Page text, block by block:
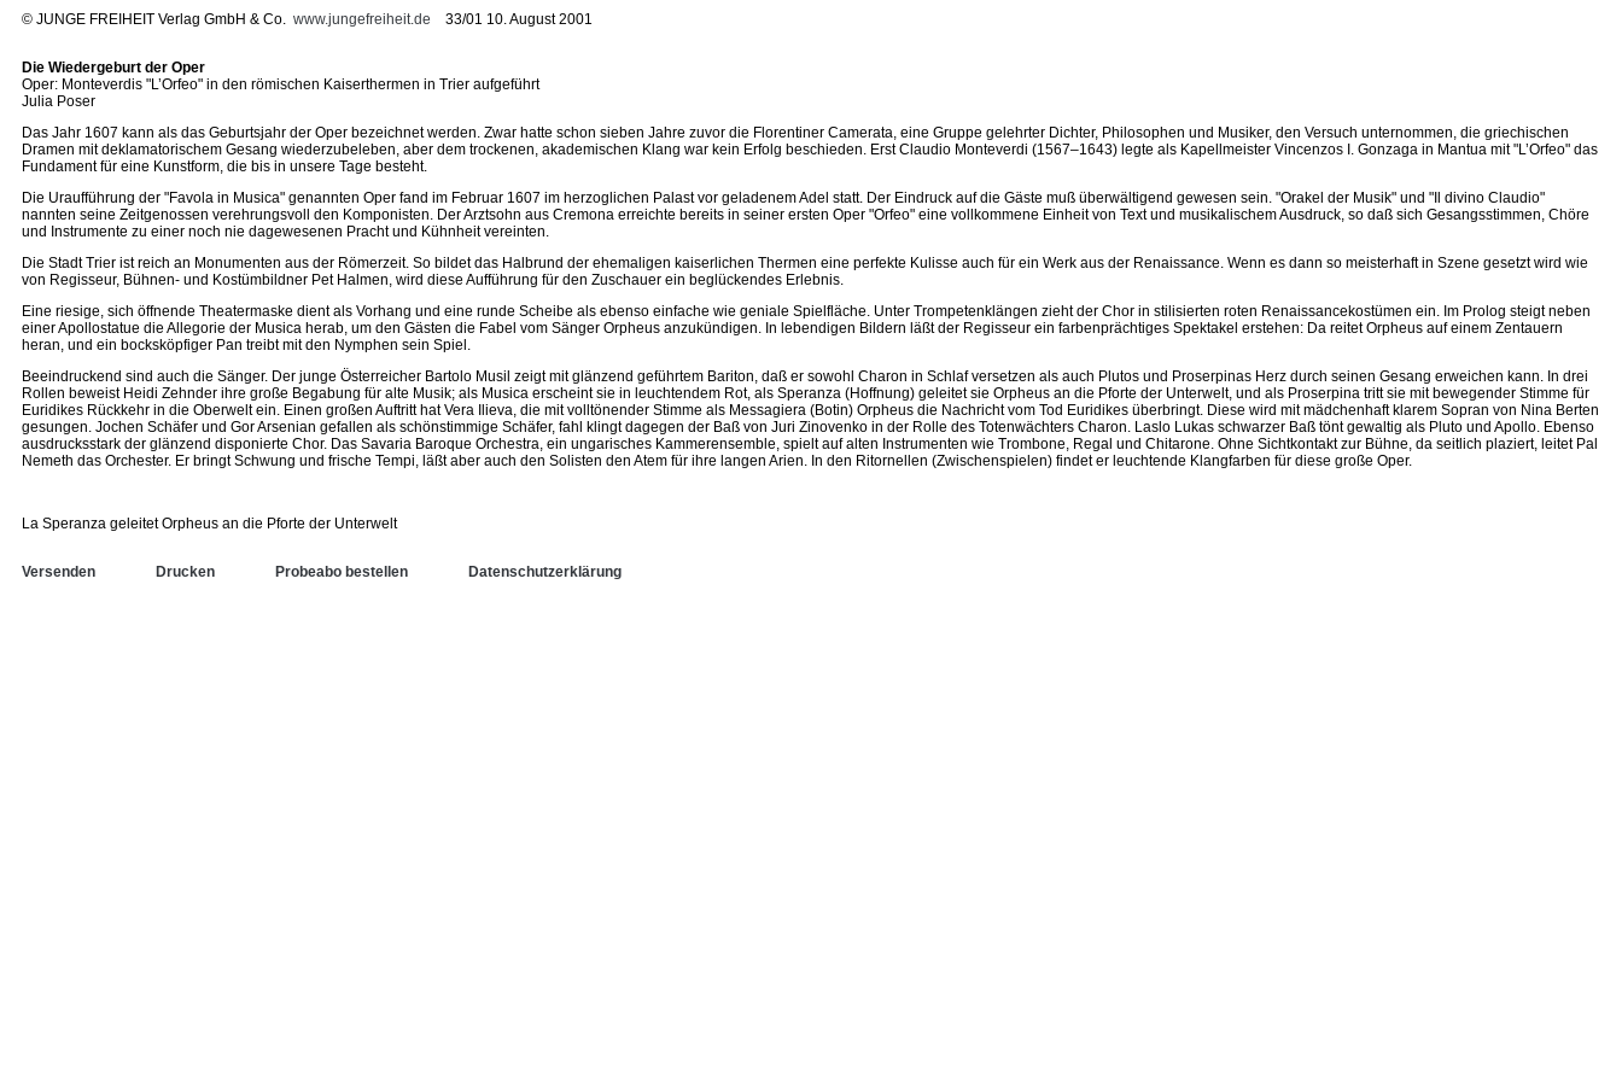
© JUNGE FREIHEIT Verlag GmbH & Co. www.jungefreiheit.de 33/01 10. August 2001
Die Wiedergeburt der Oper
Oper: Monteverdis "L’Orfeo" in den römischen Kaiserthermen in Trier aufgeführt
Julia Poser
Das Jahr 1607 kann als das Geburtsjahr der Oper bezeichnet werden. Zwar hatte schon sieben Jahre zuvor die Florentiner Camerata, eine Gruppe gelehrter Dichter, Philosophen und Musiker, den Versuch unternommen, die griechischen
Dramen mit deklamatorischem Gesang wiederzubeleben, aber dem trockenen, akademischen Klang war kein Erfolg beschieden. Erst Claudio Monteverdi (1567–1643) legte als Kapellmeister Vincenzos I. Gonzaga in Mantua mit "L’Orfeo" das
Fundament für eine Kunstform, die bis in unsere Tage besteht.
Die Uraufführung der "Favola in Musica" genannten Oper fand im Februar 1607 im herzoglichen Palast vor geladenem Adel statt. Der Eindruck auf die Gäste muß überwältigend gewesen sein. "Orakel der Musik" und "Il divino Claudio"
nannten seine Zeitgenossen verehrungsvoll den Komponisten. Der Arztsohn aus Cremona erreichte bereits in seiner ersten Oper "Orfeo" eine vollkommene Einheit von Text und musikalischem Ausdruck, so daß sich Gesangsstimmen, Chöre
und Instrumente zu einer noch nie dagewesenen Pracht und Kühnheit vereinten.
Die Stadt Trier ist reich an Monumenten aus der Römerzeit. So bildet das Halbrund der ehemaligen kaiserlichen Thermen eine perfekte Kulisse auch für ein Werk aus der Renaissance. Wenn es dann so meisterhaft in Szene gesetzt wird wie
von Regisseur, Bühnen- und Kostümbildner Pet Halmen, wird diese Aufführung für den Zuschauer ein beglückendes Erlebnis.
Eine riesige, sich öffnende Theatermaske dient als Vorhang und eine runde Scheibe als ebenso einfache wie geniale Spielfläche. Unter Trompetenklängen zieht der Chor in stilisierten roten Renaissancekostümen ein. Im Prolog steigt neben
einer Apollostatue die Allegorie der Musica herab, um den Gästen die Fabel vom Sänger Orpheus anzukündigen. In lebendigen Bildern läßt der Regisseur ein farbenprächtiges Spektakel erstehen: Da reitet Orpheus auf einem Zentauern
heran, und ein bocksköpfiger Pan treibt mit den Nymphen sein Spiel.
Beeindruckend sind auch die Sänger. Der junge Österreicher Bartolo Musil zeigt mit glänzend geführtem Bariton, daß er sowohl Charon in Schlaf versetzen als auch Plutos und Proserpinas Herz durch seinen Gesang erweichen kann. In drei
Rollen beweist Heidi Zehnder ihre große Begabung für alte Musik; als Musica erscheint sie in leuchtendem Rot, als Speranza (Hoffnung) geleitet sie Orpheus an die Pforte der Unterwelt, und als Proserpina tritt sie mit bewegender Stimme für
Euridikes Rückkehr in die Oberwelt ein. Einen großen Auftritt hat Vera Ilieva, die mit volltönender Stimme als Messagiera (Botin) Orpheus die Nachricht vom Tod Euridikes überbringt. Diese wird mit mädchenhaft klarem Sopran von Nina Berten
gesungen. Jochen Schäfer und Gor Arsenian gefallen als schönstimmige Schäfer, fahl klingt dagegen der Baß von Juri Zinovenko in der Rolle des Totenwächters Charon. Laslo Lukas schwarzer Baß tönt gewaltig als Pluto und Apollo. Ebenso
ausdrucksstark der glänzend disponierte Chor. Das Savaria Baroque Orchestra, ein ungarisches Kammerensemble, spielt auf alten Instrumenten wie Trombone, Regal und Chitarone. Ohne Sichtkontakt zur Bühne, da seitlich plaziert, leitet Pal
Nemeth das Orchester. Er bringt Schwung und frische Tempi, läßt aber auch den Solisten den Atem für ihre langen Arien. In den Ritornellen (Zwischenspielen) findet er leuchtende Klangfarben für diese große Oper.
La Speranza geleitet Orpheus an die Pforte der Unterwelt
Versenden Drucken Probeabo bestellen Datenschutzerklärung